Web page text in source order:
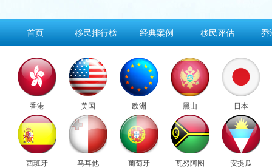
首页 移民排行榜 经典案例 移民评估 乔
香港 美国 欧洲 黑山 日本
西班牙 马耳他 葡萄牙 瓦努阿图 安提瓜